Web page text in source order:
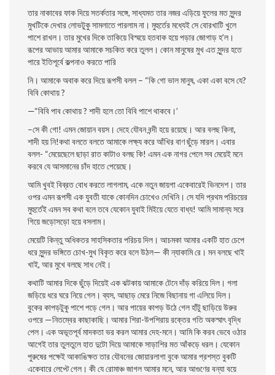
তার নাকাবের ফাক দিয়ে সতর্কতার সঙ্গে, সাধ্যমত তার নজর এড়িয়ে ফুলের মত সুন্দর
মুখটিকে দেখার লােভটুকু সামলাতে পারলাম না। মুহুর্তের মধ্যেই সে বােরখাটি খুলে
পাশে রাখল। তার মুখের দিকে তাকিয়ে বিস্ময়ে হতবাক হয়ে পড়ার জোগাড় হ’ল।
রূপের আভায় আমার আমাকে সচকিত করে তুলল। কোন মানুষের মুখ এত সুন্দর হতে
পারে ইতিপূর্বে কল্পনাও করতে পারি
নি। আমাকে অবাক করে দিয়ে রূপসী বলল – “কি গাে ভাল মানুষ, একা একা বসে যে?
বিবি কোথায় ?
—“বিবি পাব কোথায় ? শাদী হলে তাে বিবি পাশে থাকবে।’
–সে কী গাে! এমন জোয়ান বয়স। দেহে যৌবন বন্দী হয়ে রয়েছে। আর বলছ কিনা,
শাদী হয় নি!কথা বলতে বলতে আমাকে লক্ষ্য করে আঁখির বাণ ছুঁড়ে মারল। এবার
বলল- “মেয়েছেলে ছাড়া রাত কাটাও বলছ কি! এমন এক নাগর পেলে সব মেয়েই মনে
করবে যে আসমানের চাঁদ হাতে পেয়েছে।
আমি খুবই বিব্রত বােধ করতে লাগলাম, একে নতুন জায়গা একেবারেই ভিনদেশ। তার
ওপর এমন রূপসী এক যুবতী যাকে কোনদিন চোখেও দেখিনি। সে যদি প্রথম পরিচয়ের
মুহুর্তেই এমন সব কথা বলে তবে যেকোন যুবাই মিইয়ে যেতে বাধ্য! আমি সামান্য সরে
গিয়ে জড়ােসড়াে হয়ে বসলাম।
মেয়েটি কিন্তু অধিকতর সাহসিকতার পরিচয় দিল। আচমকা আমার একটি হাত চেপে
ধরে সুন্দর ভঙ্গিতে চোখ-মুখ বিকৃত করে বলে উঠল— কী ন্যাকামি রে। মন বলছে খাই
খাই, আর মুখে বলছে সাধ নেই।
কথাটি আমার দিকে ছুঁড়ে দিয়েই এক ঝটকায় আমাকে টেনে দাঁড় করিয়ে দিল। গলা
জড়িয়ে ধরে ঘরে নিয়ে গেল। ব্যস, আছাড় মেরে নিজে বিছানায় গা এলিয়ে দিল।
বুকের কাপড়টুকু পাশে পড়ে গেল। আর পায়ের কাপড় উঠে গেল হাঁটু ছাড়িয়ে উরুর
ওপরে —নিতম্বের কাছাকাছি। আমার শিরা-উপশিরায় রক্তের গতি অকস্মাৎ বৃদ্ধি
পেল। এক অভূতপূর্ব মাদকতা ভর করল আমার দেহ-মনে। আমি কি করব ভেবে ওঠার
আগেই তার তুলতুলে হাত দুটো দিয়ে আমাকে সাড়াশির মত আঁকড়ে ধরল। যেকোন
পুরুষের পক্ষেই আকাঙিক্ষত তার যৌবনের জোয়ারলাগা বুকে আমার প্রশস্ত বুকটি
একেবারে লেপ্টে গেল। কী যে রােমাঞ্চ জাগল আমার মনে, আর আগুণের বন্যা বয়ে